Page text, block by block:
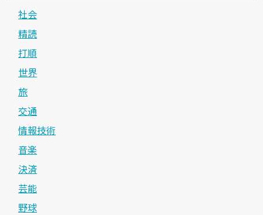
社会
精読
打順
世界
旅
交通
情報技術
音楽
決済
芸能
野球